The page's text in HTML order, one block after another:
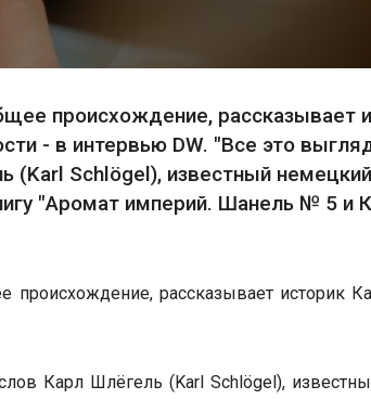
происхождение, рассказывает
- в интервью DW. "Все это
(Karl Schlögel), известный
"Аромат империй. Шанель № 5 и
рассказывает историк
Карл Шлëгель (Karl Schlögel),